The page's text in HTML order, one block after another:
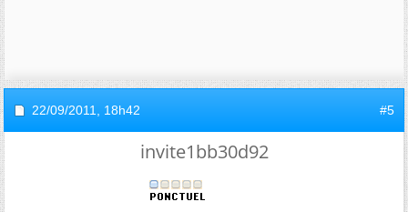
22/09/2011, 18h42 #5
invite1bb30d92